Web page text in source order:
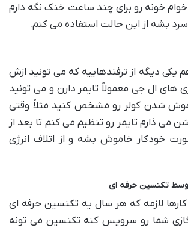
خونه رو برای چند ساعت خنک نگه دارم
بشه از این حالت استفاده می کنم.
یکی دیگه از ترفندهاییه که می تونید ازش
های ال جی معمولاً تایمر دارن و می تونید
شدن کولر رو مشخص کنید مثلاً وقتی
می ذارم تایمر رو تنظیم می کنم تا بعد از
خودکار خاموش بشه و از اتلاف انرژی
لازمه که هر سال یه تکنسین حرفه ای
گازی شما رو سرویس کنه تکنسین می تونه